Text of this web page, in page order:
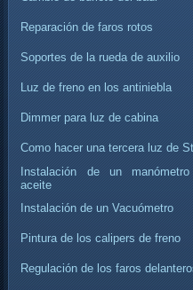
Reparación de faros rotos
Soportes de la rueda de auxilio
Luz de freno en los antiniebla
Dimmer para luz de cabina
Como hacer una tercera luz de
Instalación de un
aceite
Instalación de un Vacuómetro
Pintura de los calipers de freno
Regulación de los faros